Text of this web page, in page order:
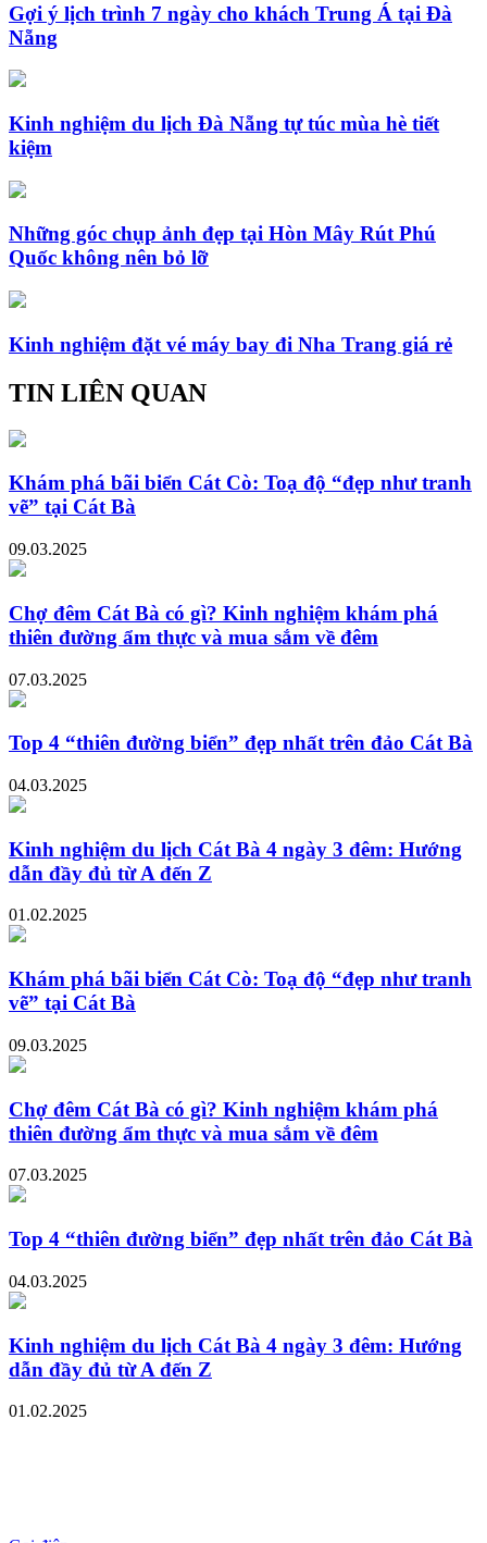
Gợi ý lịch trình 7 ngày cho khách Trung Á tại Đà
Nẵng
Kinh nghiệm du lịch Đà Nẵng tự túc mùa hè tiết
kiệm
Những góc chụp ảnh đẹp tại Hòn Mây Rút Phú
Quốc không nên bỏ lỡ
Kinh nghiệm đặt vé máy bay đi Nha Trang giá rẻ
TIN LIÊN QUAN
Khám phá bãi biển Cát Cò: Toạ độ “đẹp như tranh
vẽ” tại Cát Bà
09.03.2025
Chợ đêm Cát Bà có gì? Kinh nghiệm khám phá
thiên đường ẩm thực và mua sắm về đêm
07.03.2025
Top 4 “thiên đường biển” đẹp nhất trên đảo Cát Bà
04.03.2025
Kinh nghiệm du lịch Cát Bà 4 ngày 3 đêm: Hướng
dẫn đầy đủ từ A đến Z
01.02.2025
Khám phá bãi biển Cát Cò: Toạ độ “đẹp như tranh
vẽ” tại Cát Bà
09.03.2025
Chợ đêm Cát Bà có gì? Kinh nghiệm khám phá
thiên đường ẩm thực và mua sắm về đêm
07.03.2025
Top 4 “thiên đường biển” đẹp nhất trên đảo Cát Bà
04.03.2025
Kinh nghiệm du lịch Cát Bà 4 ngày 3 đêm: Hướng
dẫn đầy đủ từ A đến Z
01.02.2025